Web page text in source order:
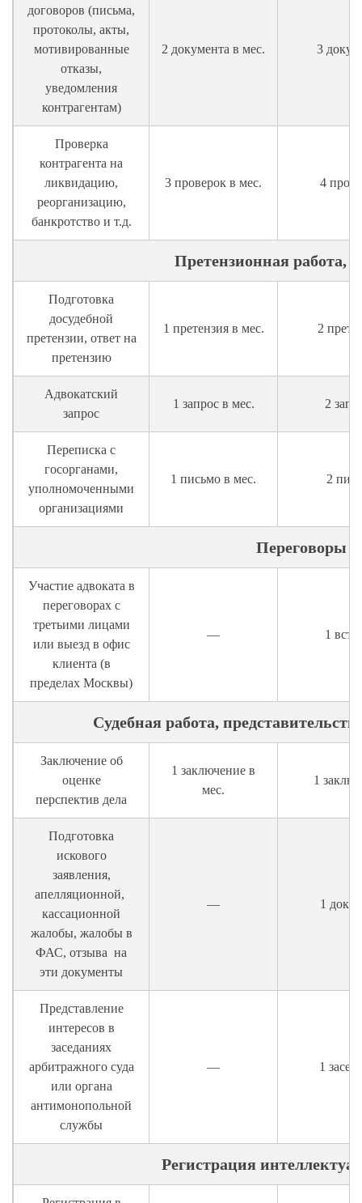
договоров (письма,
протоколы, акты,
мотивированные
отказы,
уведомления
контрагентам)
2 документа в мес. 3
Проверка
контрагента на
ликвидацию,
реорганизацию,
банкротство и т.д.
3 проверок в мес. 4
Претензионная работа,
Подготовка
досудебной
претензии, ответ на
претензию
1 претензия в мес. 2
Адвокатский
запрос
1 запрос в мес. 2
Переписка с
госорганами,
уполномоченными
организациями
1 письмо в мес. 2
Переговоры
Участие адвоката в
переговорах с
третьими лицами
или выезд в офис
клиента (в
пределах Москвы)
— 1
Судебная работа,
Заключение об
оценке
перспектив дела
1 заключение в
мес.
1
Подготовка
искового
заявления,
апелляционной,
кассационной
жалобы, жалобы в
ФАС, отзыва на
эти документы
— 1
Представление
интересов в
заседаниях
арбитражного суда
или органа
антимонопольной
службы
— 1
Регистрация